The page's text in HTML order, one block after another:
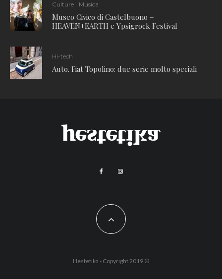
Culture Musica
Museo Civico di Castelbuono –
HEAVEN+EARTH e Ypsigrock Festival
Hi-tech
Auto. Fiat Topolino: due serie molto speciali
Hestetika - Copyright 2019 ©